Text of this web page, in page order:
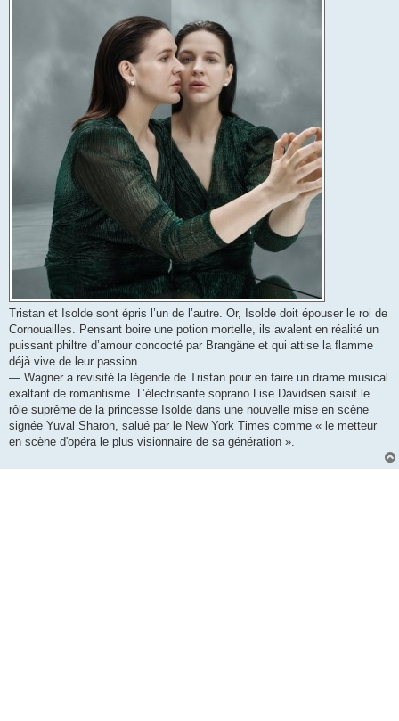
Tristan et Isolde sont épris l’un de l’autre. Or, Isolde doit épouser le roi de
Cornouailles. Pensant boire une potion mortelle, ils avalent en réalité un
puissant philtre d’amour concocté par Brangäne et qui attise la flamme
déjà vive de leur passion.
— Wagner a revisité la légende de Tristan pour en faire un drame musical
exaltant de romantisme. L’électrisante soprano Lise Davidsen saisit le
rôle suprême de la princesse Isolde dans une nouvelle mise en scène
signée Yuval Sharon, salué par le New York Times comme « le metteur
en scène d'opéra le plus visionnaire de sa génération ».